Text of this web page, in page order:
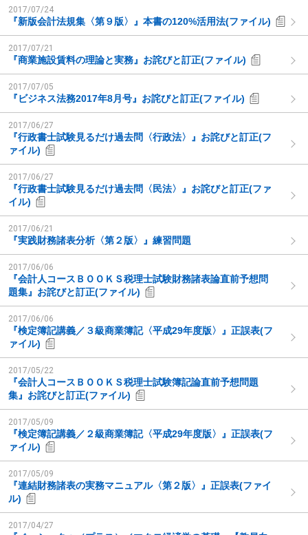
2017/07/24
『新版会計法規集〈第９版〉』本書の120%活用法(ファイル)
2017/07/21
『商業施設賃料の理論と実務』お詫びと訂正(ファイル)
2017/07/05
『ビジネス法務2017年8月号』お詫びと訂正(ファイル)
2017/06/27
『行政書士試験見るだけ過去問〈行政法〉』お詫びと訂正(フ
ァイル)
2017/06/27
『行政書士試験見るだけ過去問〈民法〉』お詫びと訂正(ファ
イル)
2017/06/21
『実践財務諸表分析〈第２版〉』練習問題
2017/06/06
『会計人コースＢＯＯＫＳ税理士試験財務諸表論直前予想問
題集』お詫びと訂正(ファイル)
2017/06/06
『検定簿記講義／３級商業簿記〈平成29年度版〉』正誤表(フ
ァイル)
2017/05/22
『会計人コースＢＯＯＫＳ税理士試験簿記論直前予想問題
集』お詫びと訂正(ファイル)
2017/05/09
『検定簿記講義／２級商業簿記〈平成29年度版〉』正誤表(フ
ァイル)
2017/05/09
『連結財務諸表の実務マニュアル〈第２版〉』正誤表(ファイ
ル)
2017/04/27